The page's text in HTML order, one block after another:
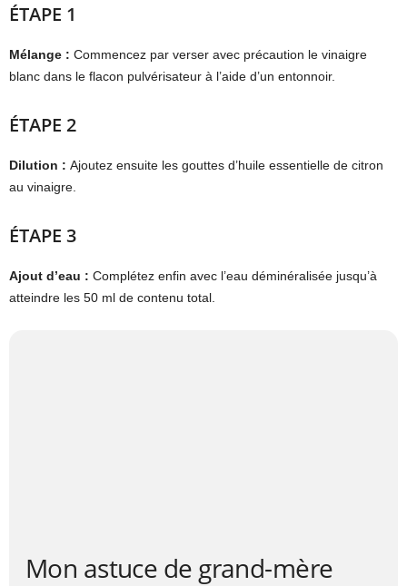
ÉTAPE 1
Mélange : Commencez par verser avec précaution le vinaigre
blanc dans le flacon pulvérisateur à l’aide d’un entonnoir.
ÉTAPE 2
Dilution : Ajoutez ensuite les gouttes d’huile essentielle de citron
au vinaigre.
ÉTAPE 3
Ajout d’eau : Complétez enfin avec l’eau déminéralisée jusqu’à
atteindre les 50 ml de contenu total.
Mon astuce de grand-mère